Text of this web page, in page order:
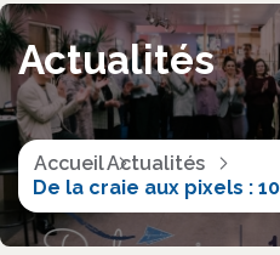
Actualités
AccueilActualités
De la craie aux pixels :